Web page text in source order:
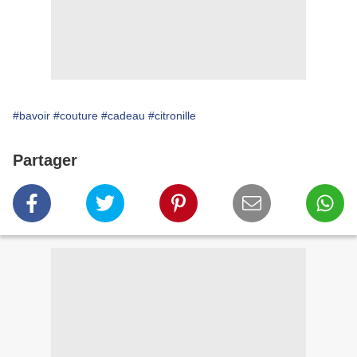
#bavoir #couture #cadeau #citronille
Partager